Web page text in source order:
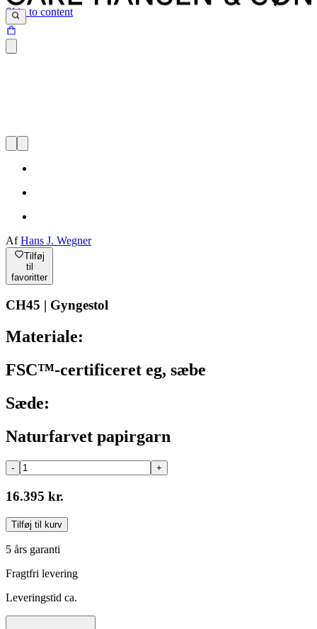
Skip to content
AfHans J. Wegner
Tilføj
til
favoritter
CH45 | Gyngestol
Materiale:
FSC™-certificeret eg, sæbe
Sæde:
Naturfarvet papirgarn
- +
16.395 kr.
Tilføj til kurv
5 års garanti
Fragtfri levering
Leveringstid ca.